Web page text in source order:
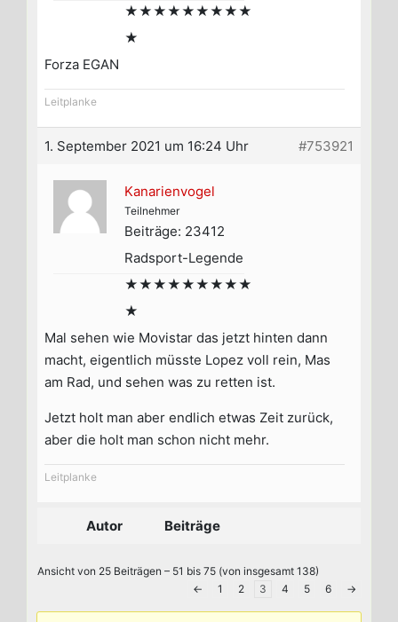
★★★★★★★★★
★
Forza EGAN
Leitplanke
1. September 2021 um 16:24 Uhr #753921
Kanarienvogel
Teilnehmer
Beiträge: 23412
Radsport-Legende
★★★★★★★★★
★
Mal sehen wie Movistar das jetzt hinten dann
macht, eigentlich müsste Lopez voll rein, Mas
am Rad, und sehen was zu retten ist.
Jetzt holt man aber endlich etwas Zeit zurück,
aber die holt man schon nicht mehr.
Leitplanke
Autor Beiträge
Ansicht von 25 Beiträgen – 51 bis 75 (von insgesamt 138)
←
1 2 3 4 5 6 →